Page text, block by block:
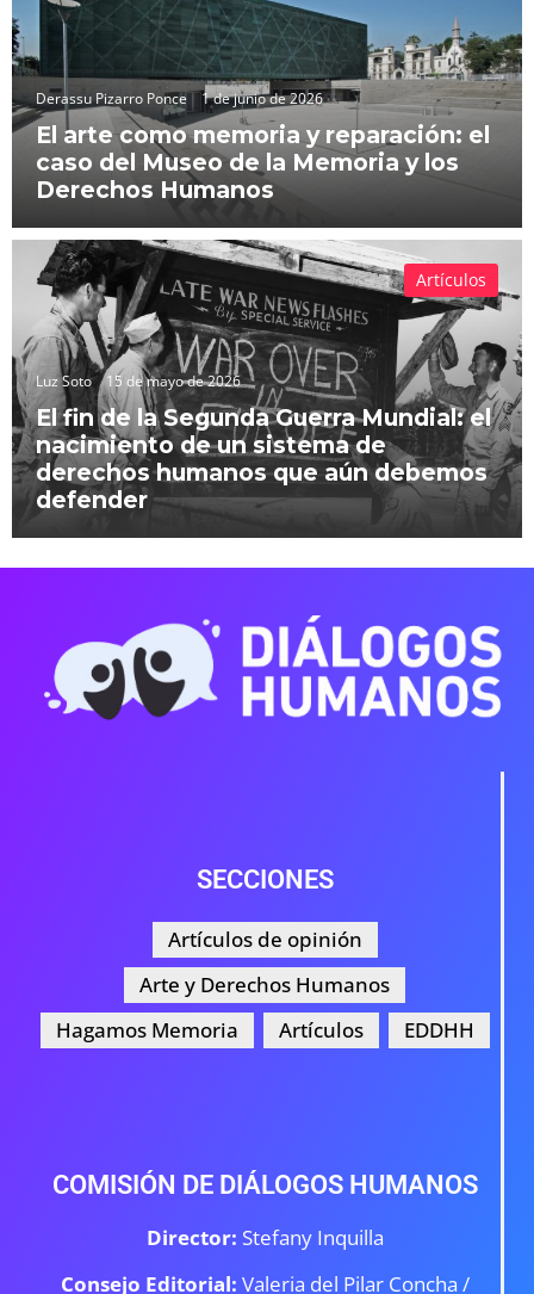
Derassu Pizarro Ponce 1 de junio de 2026
El arte como memoria y reparación: el
caso del Museo de la Memoria y los
Derechos Humanos
Luz Soto 15 de mayo de 2026
El fin de la Segunda Guerra Mundial: el
nacimiento de un sistema de
derechos humanos que aún debemos
defender
Artículos
SECCIONES
Artículos de opinión
Arte y Derechos Humanos
Hagamos Memoria
Artículos EDDHH
COMISIÓN DE DIÁLOGOS HUMANOS
Director: Stefany Inquilla
Consejo Editorial: Valeria del Pilar Concha /